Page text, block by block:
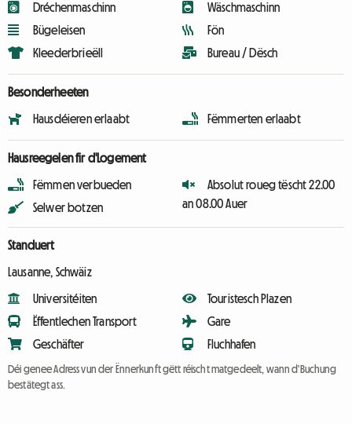
Dréchenmaschinn
Bügeleisen
Kleederbrieëll
Wäschmaschinn
Fön
Bureau / Dësch
Besonderheeten
Hausdéieren erlaabt Fëmmerten erlaabt
Hausreegelen fir d'Logement
Fëmmen verbueden
Selwer botzen
Absolut roueg tëscht 22.00
an 08.00 Auer
Standuert
Lausanne, Schwäiz
Universitéiten
Ëffentlechen Transport
Geschäfter
Touristesch Plazen
Gare
Fluchhafen
Déi genee Adress vun der Ënnerkunft gëtt réischt matgedeelt, wann d'Buchung
bestätegt ass.